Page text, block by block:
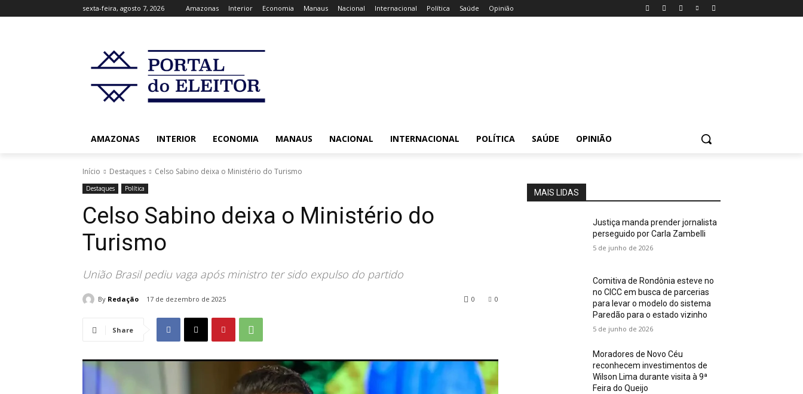
sexta-feira, agosto 7, 2026 Amazonas Interior Economia Manaus Nacional Internacional Política Saúde Opinião
AMAZONAS INTERIOR ECONOMIA MANAUS NACIONAL INTERNACIONAL POLÍTICA SAÚDE OPINIÃO
Início Destaques Celso Sabino deixa o Ministério do Turismo
Destaques Política
Celso Sabino deixa o Ministério do
Turismo
União Brasil pediu vaga após ministro ter sido expulso do partido
By Redação 17 de dezembro de 2025 0
0
Share
MAIS LIDAS
Justiça manda prender jornalista
perseguido por Carla Zambelli
5 de junho de 2026
Comitiva de Rondônia esteve no
no CICC em busca de parcerias
para levar o modelo do sistema
Paredão para o estado vizinho
5 de junho de 2026
Moradores de Novo Céu
reconhecem investimentos de
Wilson Lima durante visita à 9ª
Feira do Queijo